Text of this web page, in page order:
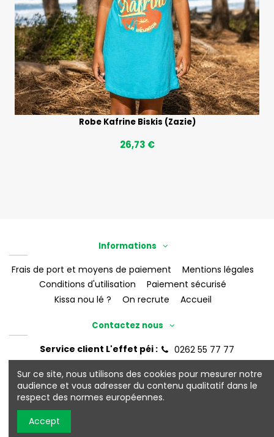
Robe Kafrine Biskis (Zazie)
26,73 €
Informations
Frais de port et moyens de paiement
Mentions légales
Conditions d'utilisation
Paiement sécurisé
Kissa nou lé ?
On recrute Accueil
Contactez nous
Service client L'effet péi :
0262 55 77 77
Sur ce site, nous utilisons des cookies pour mesurer notre
audience et vous adresser du contenu qualitatif dans le
respect des normes européennes.
Accept